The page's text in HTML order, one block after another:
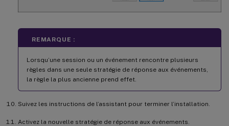
REMARQUE :
Lorsqu’une session ou un événement rencontre plusieurs
règles dans une seule stratégie de réponse aux événements,
la règle la plus ancienne prend effet.
Suivez les instructions de l’assistant pour terminer l’installation.
Activez la nouvelle stratégie de réponse aux événements.